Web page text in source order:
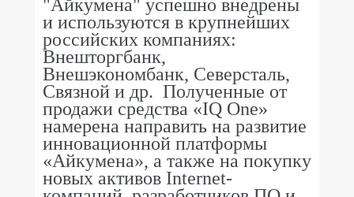
"Айкумена" успешно внедрены
и используются в крупнейших
российских компаниях:
Внешторгбанк,
Внешэкономбанк, Северсталь,
Связной и др. Полученные от
продажи средства «IQ One»
намерена направить на развитие
инновационной платформы
«Айкумена», а также на покупку
новых активов Internet-